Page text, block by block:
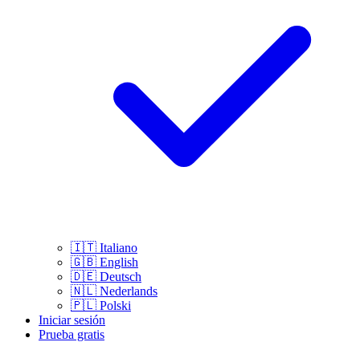
🇮🇹 Italiano
🇬🇧 English
🇩🇪 Deutsch
🇳🇱 Nederlands
🇵🇱 Polski
Iniciar sesión
Prueba gratis